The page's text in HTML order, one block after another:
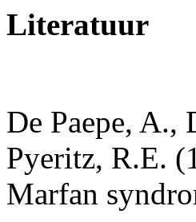
Literatuur
De Paepe, A.,
Pyeritz, R.E.
Marfan